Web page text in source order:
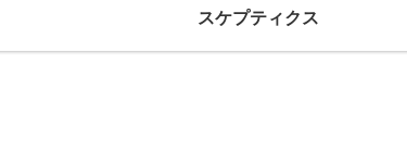
スケプティクス